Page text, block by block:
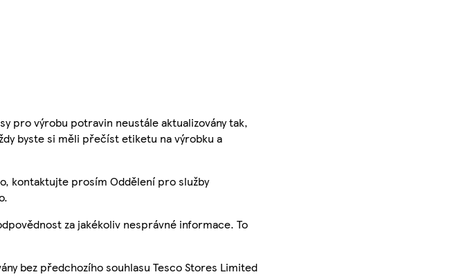
pro výrobu potravin neustále aktualizovány tak,
byste si měli přečíst etiketu na výrobku a
kontaktujte prosím Oddělení pro služby
za jakékoliv nesprávné informace. To
bez předchozího souhlasu Tesco Stores Limited